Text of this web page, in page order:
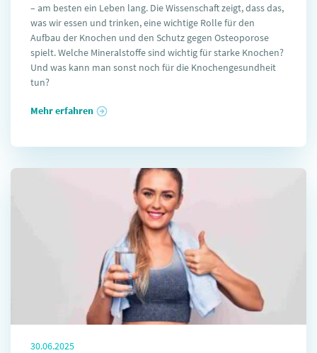
– am besten ein Leben lang. Die Wissenschaft zeigt, dass das,
was wir essen und trinken, eine wichtige Rolle für den
Aufbau der Knochen und den Schutz gegen Osteoporose
spielt. Welche Mineralstoffe sind wichtig für starke Knochen?
Und was kann man sonst noch für die Knochengesundheit
tun?
Mehr erfahren
30.06.2025